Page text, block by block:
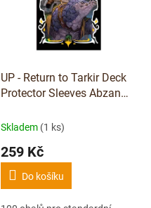
UP - Return to Tarkir Deck
Protector Sleeves Abzan
Gathering
Skladem (1 ks)
259 Kč
Do košíku